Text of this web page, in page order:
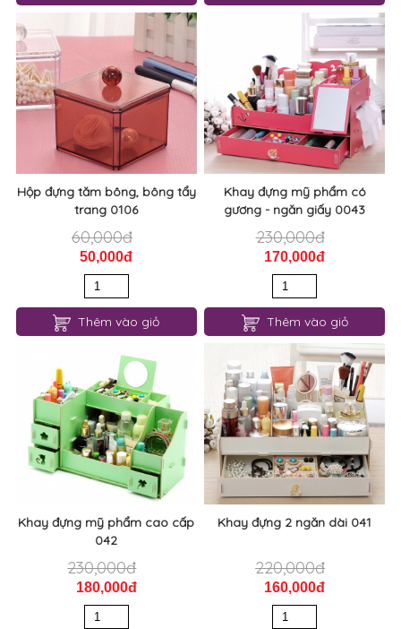
Hộp đựng tăm bông, bông tẩy
trang 0106
60,000đ
50,000đ
Thêm vào giỏ
Khay đựng mỹ phẩm có
gương - ngăn giấy 0043
230,000đ
170,000đ
Thêm vào giỏ
Khay đựng mỹ phẩm cao cấp
042
230,000đ
180,000đ
Khay đựng 2 ngăn dài 041
220,000đ
160,000đ